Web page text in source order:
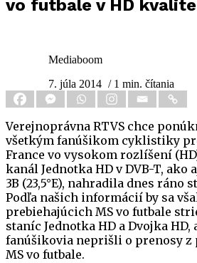
vo futbale v HD kvalite
Mediaboom
7. júla 2014 / 1 min. čítania
Verejnoprávna RTVS chce
všetkým fanúšikom cyklistiky
France vo vysokom rozlíšení
kanál Jednotka HD v DVB-T, ako
3B (23,5°E), nahradila dnes ráno
Podľa našich informácií by sa
prebiehajúcich MS vo futbale
staníc Jednotka HD a Dvojka HD,
fanúšikovia neprišli o prenosy
MS vo futbale.